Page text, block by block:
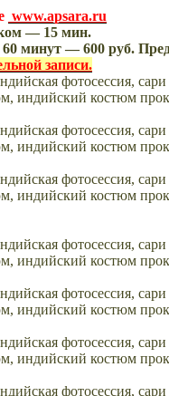
www.apsara.ru
— 15 мин.
минут — 600 руб.
записи.